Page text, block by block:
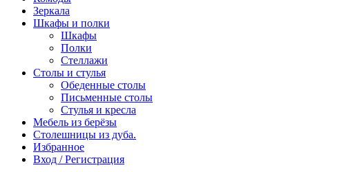
Зеркала
Шкафы и полки
Шкафы
Полки
Стеллажи
Столы и стулья
Обеденные столы
Письменные столы
Стулья и кресла
Мебель из берёзы
Столешницы из дуба.
Избранное
Вход / Регистрация